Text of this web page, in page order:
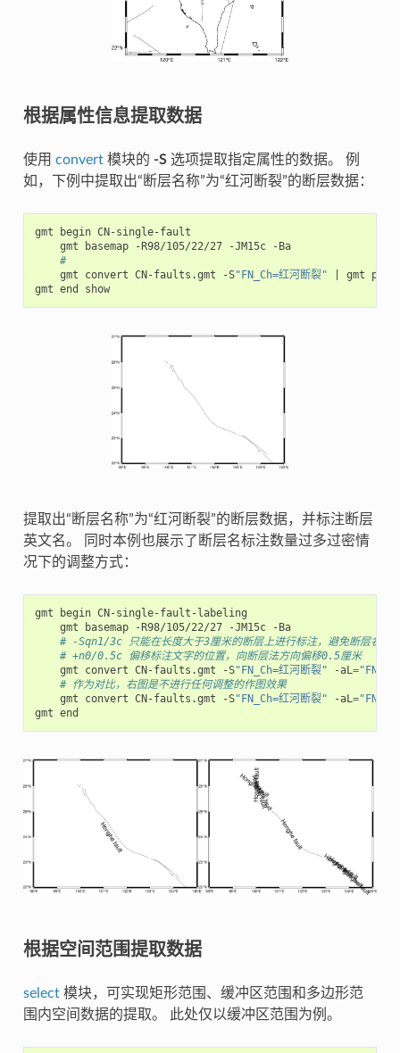
根据属性信息提取数据
使用 convert模块的 -S选项提取指定属性的数据。 例
如，下例中提取出“断层名称”为“红河断裂”的断层数据：
gmt begin
gmt
basemap -R98/105/22/27 -JM15c
-Ba
#
gmt
convert CN-faults.gmt -S"FN_Ch=红河断裂" gmt
plot
gmt end show
提取出“断层名称”为“红河断裂”的断层数据，并标注断层
英文名。 同时本例也展示了断层名标注数量过多过密情
况下的调整方式：
gmt begin
gmt
basemap -R98/105/22/27 -JM15c
-Ba
# -Sqn1/3c 只能在长度大于3厘米的断层上进行标注，避免断层名标
# +n0/0.5c 偏移标注文字的位置，向断层法方向偏移0.5厘米
gmt
convert CN-faults.gmt -S"FN_Ch=红河断裂" -aL =
# 作为对比，右图是不进行任何调整的作图效果
gmt
convert CN-faults.gmt -S"FN_Ch=红河断裂" -aL =
gmt
根据空间范围提取数据
select模块，可实现矩形范围、缓冲区范围和多边形范
围内空间数据的提取。 此处仅以缓冲区范围为例。